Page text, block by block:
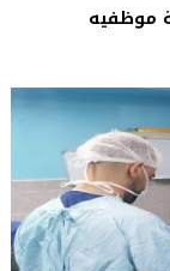
موظفيه